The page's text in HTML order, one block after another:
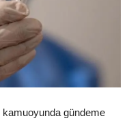
kamuoyunda gündeme